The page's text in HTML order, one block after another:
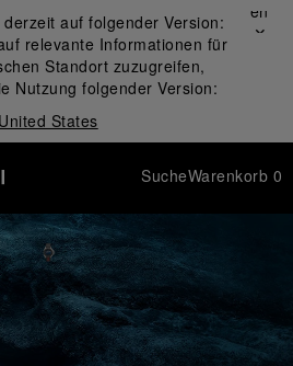
auf folgender Version:
relevante Informationen für
Standort zuzugreifen,
Nutzung folgender Version:
United States
Schließen
✕
SucheWarenkorb 0